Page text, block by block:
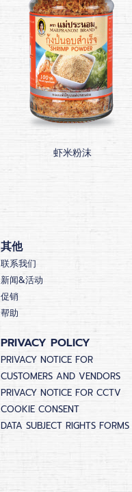
虾米粉沫
其他
联系我们
新闻&活动
促销
帮助
PRIVACY POLICY
PRIVACY NOTICE FOR
CUSTOMERS AND VENDORS
PRIVACY NOTICE FOR CCTV
COOKIE CONSENT
DATA SUBJECT RIGHTS FORMS